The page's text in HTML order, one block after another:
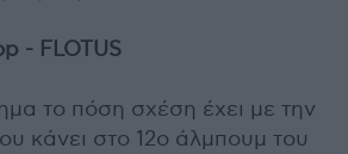
- FLOTUS
το πόση σχέση έχει με την
κάνει στο 12ο άλμπουμ του